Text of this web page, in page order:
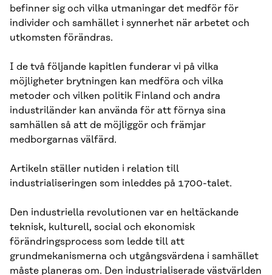
befinner sig och vilka utmaningar det medför för
individer och samhället i synnerhet när arbetet och
utkomsten förändras.
I de två följande kapitlen funderar vi på vilka
möjligheter brytningen kan medföra och vilka
metoder och vilken politik Finland och andra
industriländer kan använda för att förnya sina
samhällen så att de möjliggör och främjar
medborgarnas välfärd.
Artikeln ställer nutiden i relation till
industrialiseringen som inleddes på 1700-talet.
Den industriella revolutionen var en heltäckande
teknisk, kulturell, social och ekonomisk
förändringsprocess som ledde till att
grundmekanismerna och utgångsvärdena i samhället
måste planeras om. Den industrialiserade västvärlden